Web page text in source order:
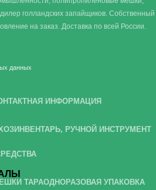
голландских запайщиков. Собственный
на заказ. Доставка по всей России.
данных
ИНФОРМАЦИЯ
РУЧНОЙ ИНСТРУМЕНТ
ТАРАОДНОРАЗОВАЯ УПАКОВКА